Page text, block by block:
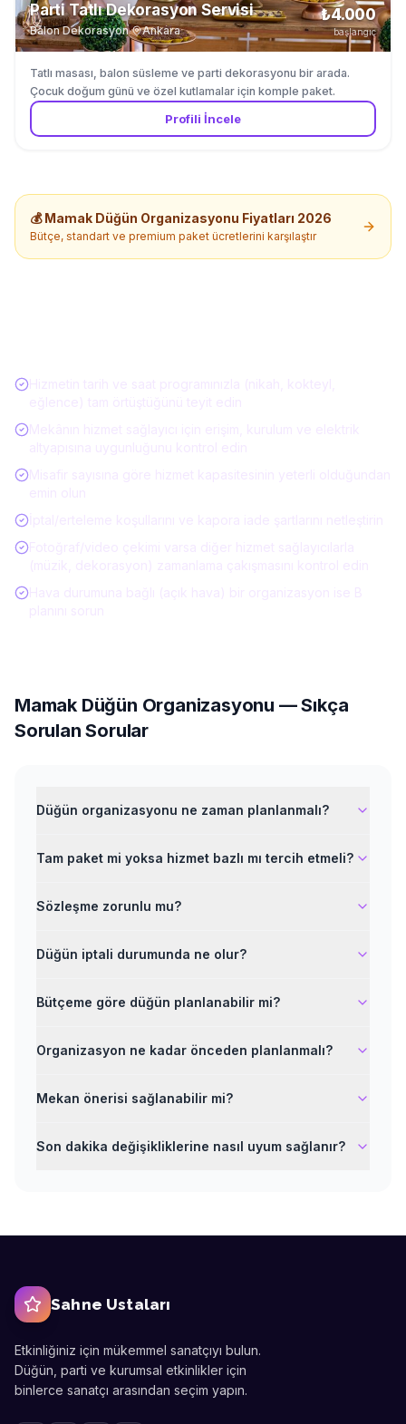
Parti Tatlı Dekorasyon Servisi
Balon Dekorasyon· Ankara
₺4.000
başlangıç
Tatlı masası, balon süsleme ve parti dekorasyonu bir arada.
Çocuk doğum günü ve özel kutlamalar için komple paket.
Profili İncele
💰Mamak Düğün Organizasyonu Fiyatları 2026
Bütçe, standart ve premium paket ücretlerini karşılaştır
Mamak Düğün Organizasyonu — Sıkça
Sorulan Sorular
Düğün organizasyonu ne zaman planlanmalı?
Tam paket mi yoksa hizmet bazlı mı tercih etmeli?
Sözleşme zorunlu mu?
Düğün iptali durumunda ne olur?
Bütçeme göre düğün planlanabilir mi?
Organizasyon ne kadar önceden planlanmalı?
Mekan önerisi sağlanabilir mi?
Son dakika değişikliklerine nasıl uyum sağlanır?
Sahne Ustaları
Etkinliğiniz için mükemmel sanatçıyı bulun.
Düğün, parti ve kurumsal etkinlikler için
binlerce sanatçı arasından seçim yapın.